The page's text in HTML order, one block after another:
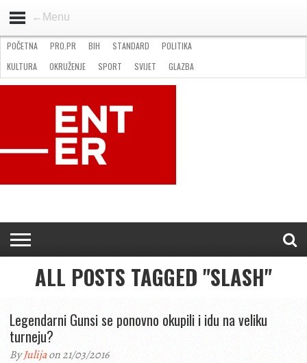
←Menu
STANDARD
GOSPODARSTVO
OKRUŽENJE
POČETNA PRO.PR BIH STANDARD
POLITIKA
KULTURA
OKRUŽENJE SPORT SVIJET
GLAZBA
NATJEČAJI
FILMING LOCATION IN BH KONTAKT
ALL POSTS TAGGED "SLASH"
Legendarni Gunsi se ponovno okupili i idu na veliku
turneju?
ByJulijaon 21/03/2016